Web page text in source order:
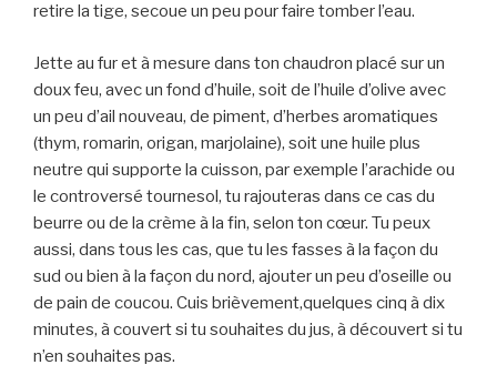
retire la tige, secoue un peu pour faire tomber l’eau.
Jette au fur et à mesure dans ton chaudron placé sur un
doux feu, avec un fond d’huile, soit de l’huile d’olive avec
un peu d’ail nouveau, de piment, d’herbes aromatiques
(thym, romarin, origan, marjolaine), soit une huile plus
neutre qui supporte la cuisson, par exemple l’arachide ou
le controversé tournesol, tu rajouteras dans ce cas du
beurre ou de la crème à la fin, selon ton cœur. Tu peux
aussi, dans tous les cas, que tu les fasses à la façon du
sud ou bien à la façon du nord, ajouter un peu d’oseille ou
de pain de coucou. Cuis brièvement,quelques cinq à dix
minutes, à couvert si tu souhaites du jus, à découvert si tu
n’en souhaites pas.